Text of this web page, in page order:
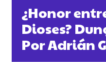
¿Honor
Dioses?
Por Adrián